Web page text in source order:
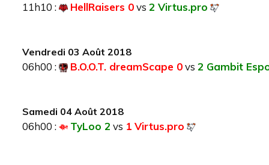
11h10 :
HellRaisers 0vs 2 Virtus.pro
Vendredi 03 Août 2018
06h00 : B.O.O.T. dreamScape 0vs 2 Gambit
Samedi 04 Août 2018
06h00 : TyLoo 2 vs 1 Virtus.pro